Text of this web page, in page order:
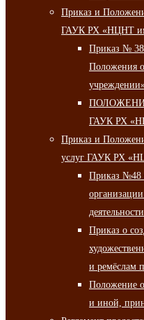
Приказ и
ГАУК РХ «НЦНТ
Приказ № 38
Положения
ПОЛОЖЕНИЕ
ГАУК РХ
Приказ и
услуг ГАУК РХ
Приказ №48
Приказ о
и ремёслам
Положение
и иной,